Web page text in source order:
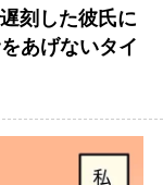
刻した彼氏に
あげないタイ